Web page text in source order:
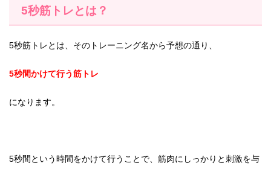
5秒筋トレとは？
5秒筋トレとは、そのトレーニング名から予想の通り、
5秒間かけて行う筋トレ
になります。
5秒間という時間をかけて行うことで、筋肉にしっかりと刺激を与